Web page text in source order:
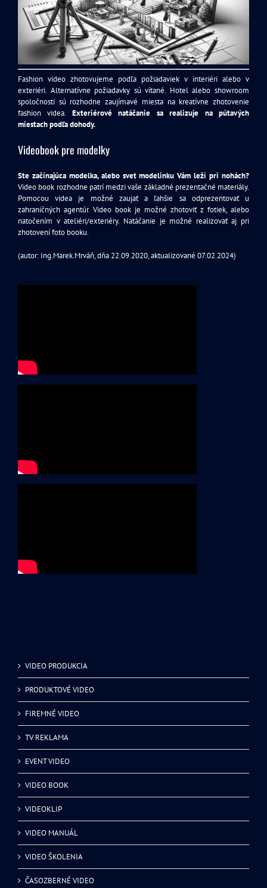
Fashion video zhotovujeme podľa požiadaviek v interiéri alebo v
exteriéri. Alternatívne požiadavky sú vítané. Hotel alebo showroom
spoločnosti sú rozhodne zaujímavé miesta na kreatívne zhotovenie
fashion videa. Exteriérové natáčanie sa realizuje na pútavých
miestach podľa dohody.
Videobook pre modelky
Ste začínajúca modelka, alebo svet modelinku Vám leží pri nohách?
Video book rozhodne patrí medzi vaše základné prezentačné materiály.
Pomocou videa je možné zaujať a ľahšie sa odprezentovať u
zahraničných agentúr. Video book je možné zhotoviť z fotiek, alebo
natočením v ateliéri/exteriéry. Natáčanie je možné realizovať aj pri
zhotovení foto booku.
(autor: Ing.Marek.Mrváň, dňa22.09.2020, aktualizované 07.02.2024)
VIDEO PRODUKCIA
PRODUKTOVÉ VIDEO
FIREMNÉ VIDEO
TV REKLAMA
EVENT VIDEO
VIDEO BOOK
VIDEOKLIP
VIDEO MANUÁL
VIDEO ŠKOLENIA
ČASOZBERNÉ VIDEO